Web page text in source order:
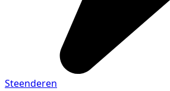
Steenderen